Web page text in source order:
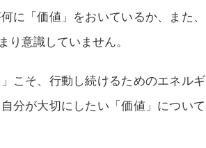
に「価値」をおいているか、また、
り意識していません。
こそ、行動し続けるためのエネルギ
分が大切にしたい「価値」について